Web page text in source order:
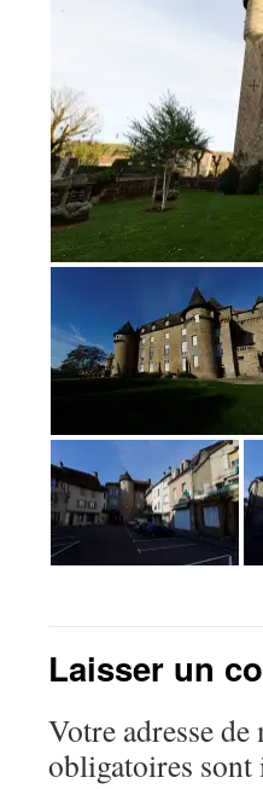
Laisser un
Votre adresse de
obligatoires sont